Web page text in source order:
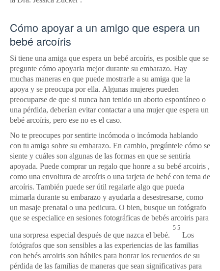
Cómo apoyar a un amigo que espera un
bebé arcoíris
Si tiene una amiga que espera un bebé arcoíris, es posible que se
pregunte cómo apoyarla mejor durante su embarazo. Hay
muchas maneras en que puede mostrarle a su amiga que la
apoya y se preocupa por ella. Algunas mujeres pueden
preocuparse de que si nunca han tenido un aborto espontáneo o
una pérdida, deberían evitar contactar a una mujer que espera un
bebé arcoíris, pero ese no es el caso.
No te preocupes por sentirte incómoda o incómoda hablando
con tu amiga sobre su embarazo. En cambio, pregúntele cómo se
siente y cuáles son algunas de las formas en que se sentiría
apoyada. Puede comprar un regalo que honre a su bebé arcoiris ,
como una envoltura de arcoíris o una tarjeta de bebé con tema de
arcoíris. También puede ser útil regalarle algo que pueda
mimarla durante su embarazo y ayudarla a desestresarse, como
un masaje prenatal o una pedicura. O bien, busque un fotógrafo
que se especialice en sesiones fotográficas de bebés arcoiris para
una sorpresa especial después de que nazca el bebé.
5 5
Los
fotógrafos que son sensibles a las experiencias de las familias
con bebés arcoiris son hábiles para honrar los recuerdos de su
pérdida de las familias de maneras que sean significativas para